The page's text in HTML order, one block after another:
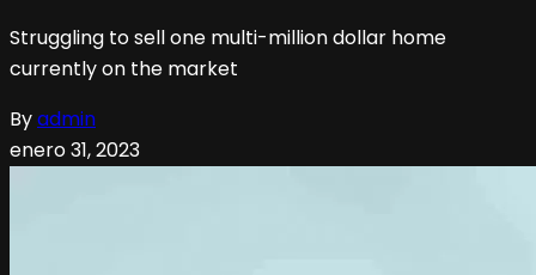
Struggling to sell one multi-million dollar home
currently on the market
Byadmin
enero 31, 2023